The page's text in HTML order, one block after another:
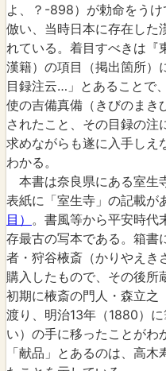
よ、？-898）が勅命をう
倣い、当時日本に存在した
れている。着目すべきは『
漢籍）の項目（掲出箇所）
目録注云…」とあることで
使の吉備真備（きびのま
されたこと、その目録の注
求めながらも遂に入手しえ
わかる。
本書は奈良県にある室生
表紙に「室生寺」の記載が
目） 。書風等から平安時代
存最古の写本である。箱書
者・狩谷棭斎（かりやえき
購入したもので、その後所
初期に棭斎の門人・森立之
渡り、明治13年（1880）
い）の手に移ったことがわ
「献品」とあるのは、高